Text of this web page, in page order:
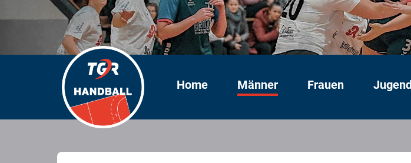
Home Männer Frauen Jugend